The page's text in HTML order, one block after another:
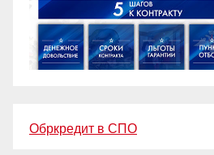
Обркредит в СПО